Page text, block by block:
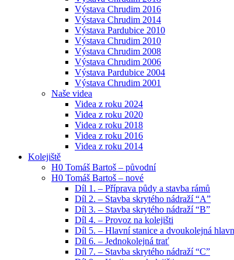
Výstava Chrudim 2016
Výstava Chrudim 2014
Výstava Pardubice 2010
Výstava Chrudim 2010
Výstava Chrudim 2008
Výstava Chrudim 2006
Výstava Pardubice 2004
Výstava Chrudim 2001
Naše videa
Videa z roku 2024
Videa z roku 2020
Videa z roku 2018
Videa z roku 2016
Videa z roku 2014
Kolejiště
H0 Tomáš Bartoš – původní
H0 Tomáš Bartoš – nové
Díl 1. – Příprava půdy a stavba rámů
Díl 2. – Stavba skrytého nádraží “A”
Díl 3. – Stavba skrytého nádraží “B”
Díl 4. – Provoz na kolejišti
Díl 5. – Hlavní stanice a dvoukolejná
Díl 6. – Jednokolejná trať
Díl 7. – Stavba skrytého nádraží “C”